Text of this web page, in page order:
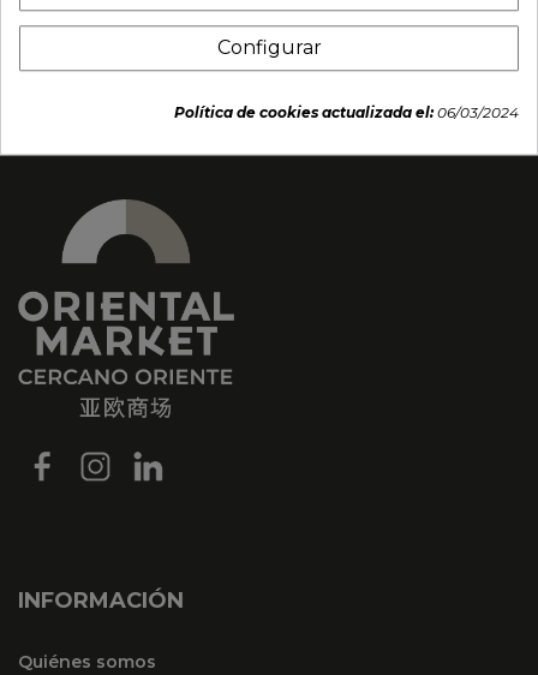
INFORMACIÓN
Quiénes somos
Configurar
Política de cookies actualizada el:06/03/2024